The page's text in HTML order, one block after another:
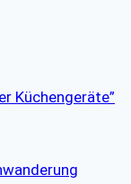
Küchengeräte”